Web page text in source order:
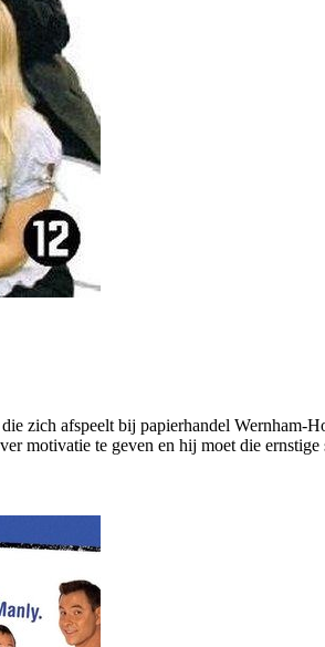
zich afspeelt bij papierhandel
motivatie te geven en hij moet die